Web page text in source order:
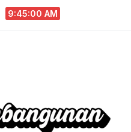
9:45:01 AM